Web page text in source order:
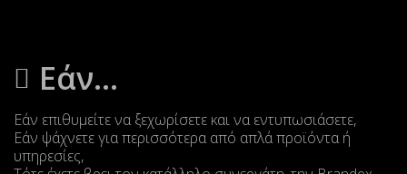
Εάν...
Εάν επιθυμείτε να ξεχωρίσετε και να εντυπωσιάσετε,
Εάν ψάχνετε για περισσότερα από απλά προϊόντα ή
υπηρεσίες,